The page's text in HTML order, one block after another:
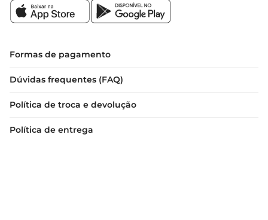
Formas de pagamento
Dúvidas frequentes (FAQ)
Política de troca e devolução
Política de entrega